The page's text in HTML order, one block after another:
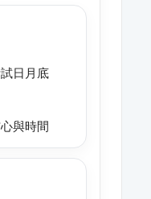
日月底
與時間